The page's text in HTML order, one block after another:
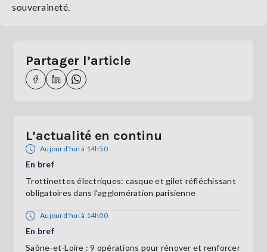
souveraineté.
Partager l’article
L’actualité en continu
Aujourd’hui à 14h50
En bref
Trottinettes électriques: casque et gilet réfléchissant
obligatoires dans l'agglomération parisienne
Aujourd’hui à 14h00
En bref
Saône-et-Loire : 9 opérations pour rénover et renforcer